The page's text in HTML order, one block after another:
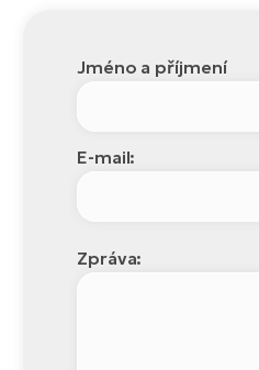
Jméno a příjmení
E-mail:
Zpráva: